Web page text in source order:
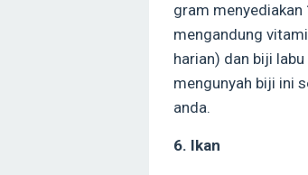
gram menyediakan
mengandung
harian) dan biji
mengunyah biji ini
anda.
6. Ikan